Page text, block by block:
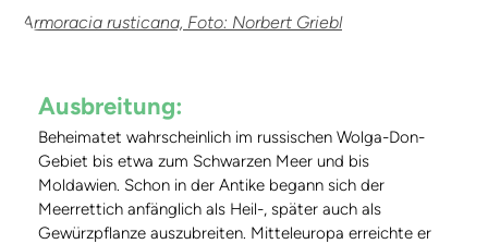
Armoracia rusticana, Foto: Norbert Griebl
Ausbreitung:
Beheimatet wahrscheinlich im russischen Wolga-Don-
Gebiet bis etwa zum Schwarzen Meer und bis
Moldawien. Schon in der Antike begann sich der
Meerrettich anfänglich als Heil-, später auch als
Gewürzpflanze auszubreiten. Mitteleuropa erreichte er